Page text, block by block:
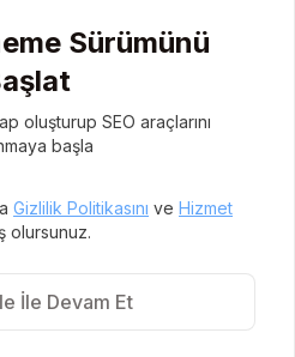
Sürümünü
oluşturup SEO araçlarını
başla
Gizlilik Politikasını ve Hizmet
olursunuz.
İle Devam Et